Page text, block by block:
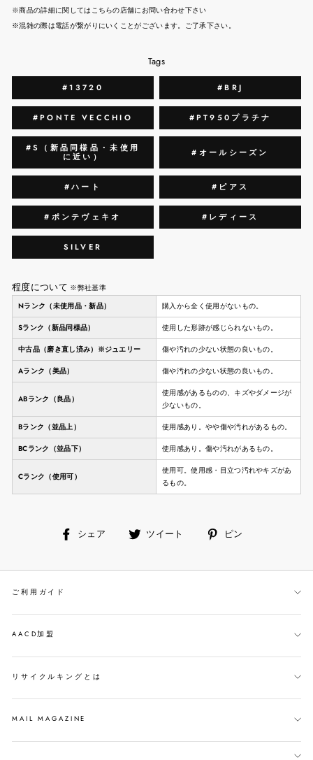
※商品の詳細に関してはこちらの店舗にお問い合わせ下さい
※混雑の際は電話が繋がりにいくことがございます。ご了承下さい。
Tags
#13720 #BRJ
#PONTE VECCHIO #PT950プラチナ
#S（新品同様品・未使用
に近い）
#オールシーズン
#ハート #ピアス
#ポンテヴェキオ #レディース
SILVER
程度について ※弊社基準
Nランク（未使用品・新品）
購入から全く使用がないもの。
Sランク（新品同様品） 使用した形跡が感じられないもの。
中古品（磨き直し済み）※ジュエリー 傷や汚れの少ない状態の良いもの。
Aランク（美品） 傷や汚れの少ない状態の良いもの。
ABランク（良品）
使用感があるものの、キズやダメージが
少ないもの。
Bランク（並品上） 使用感あり。やや傷や汚れがあるもの。
BCランク（並品下） 使用感あり。傷や汚れがあるもの。
Cランク（使用可）
使用可。使用感・目立つ汚れやキズがあ
るもの。
シェア
facebookツイート ピン
ご利用ガイド
AACD加盟
リサイクルキングとは
MAIL MAGAZINE